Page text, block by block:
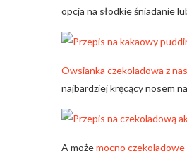
opcja na słodkie śniadanie
Owsianka czekoladowa z
najbardziej kręcący nosem
A możemocno